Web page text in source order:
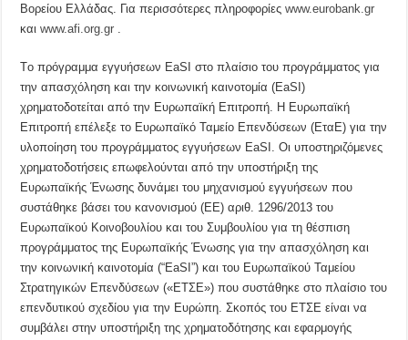
Βορείου Ελλάδας. Για περισσότερες πληροφορίεςwww.eurobank.gr
καιwww.afi.org.gr
Tο πρόγραμμα εγγυήσεων EaSI στο πλαίσιο του προγράμματος για
την απασχόληση και την κοινωνική καινοτομία (EaSI)
χρηματοδοτείται από την Ευρωπαϊκή Επιτροπή. Η Ευρωπαϊκή
Επιτροπή επέλεξε το Ευρωπαϊκό Ταμείο Επενδύσεων (ΕταΕ) για την
υλοποίηση του προγράμματος εγγυήσεων EaSI. Οι υποστηριζόμενες
χρηματοδοτήσεις επωφελούνται από την υποστήριξη της
Ευρωπαϊκής Ένωσης δυνάμει του μηχανισμού εγγυήσεων που
συστάθηκε βάσει του κανονισμού (ΕΕ) αριθ. 1296/2013 του
Ευρωπαϊκού Κοινοβουλίου και του Συμβουλίου για τη θέσπιση
προγράμματος της Ευρωπαϊκής Ένωσης για την απασχόληση και
την κοινωνική καινοτομία (“EaSI”) και του Ευρωπαϊκού Ταμείου
Στρατηγικών Επενδύσεων («ΕΤΣΕ») που συστάθηκε στο πλαίσιο του
επενδυτικού σχεδίου για την Ευρώπη. Σκοπός του ΕΤΣΕ είναι να
συμβάλει στην υποστήριξη της χρηματοδότησης και εφαρμογής